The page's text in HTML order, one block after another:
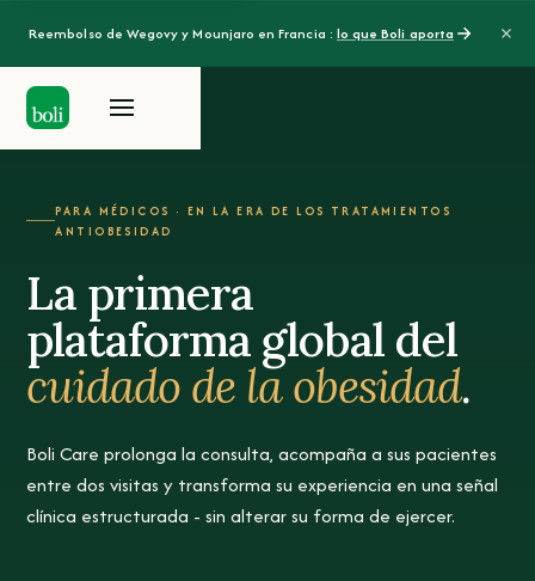
Reembolso de Wegovy y Mounjaro en Francia : lo que Boli aporta
PARA MÉDICOS · EN LA ERA DE LOS TRATAMIENTOS
ANTIOBESIDAD
La primera
plataforma global del
cuidado de la obesidad.
Boli Care prolonga la consulta, acompaña a sus pacientes
entre dos visitas y transforma su experiencia en una señal
clínica estructurada - sin alterar su forma de ejercer.